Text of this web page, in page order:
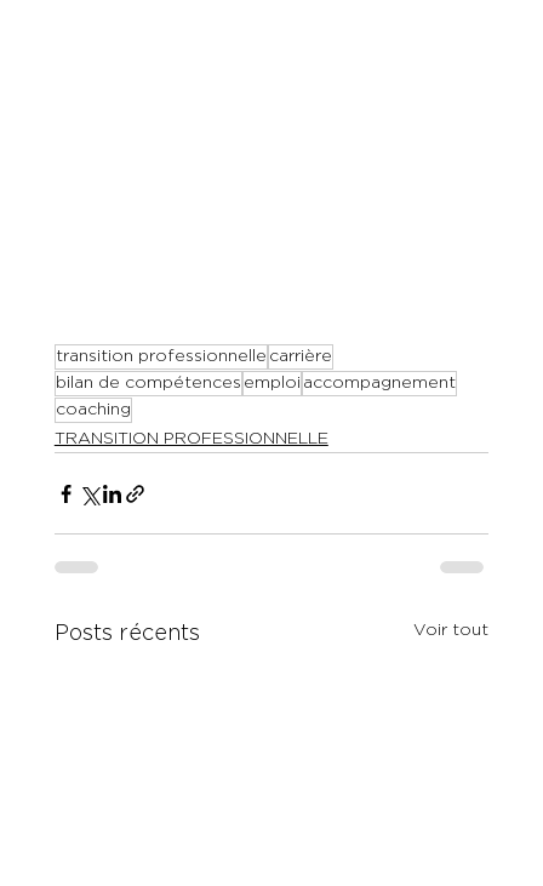
transition professionnelle carrière
bilan de compétences emploi accompagnement
coaching
TRANSITION PROFESSIONNELLE
Posts récents Voir tout